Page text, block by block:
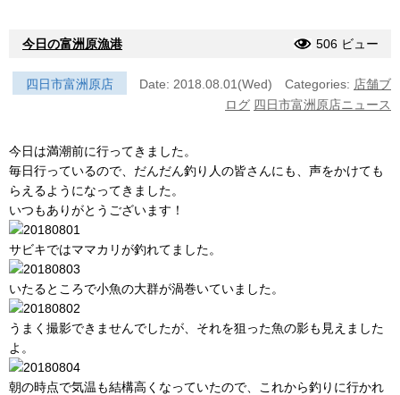
今日の富洲原漁港 506 ビュー
四日市富洲原店 Date: 2018.08.01(Wed) Categories: 店舗ブ
ログ 四日市富洲原店ニュース
今日は満潮前に行ってきました。
毎日行っているので、だんだん釣り人の皆さんにも、声をかけても
らえるようになってきました。
いつもありがとうございます！
サビキではママカリが釣れてました。
いたるところで小魚の大群が渦巻いていました。
うまく撮影できませんでしたが、それを狙った魚の影も見えました
よ。
朝の時点で気温も結構高くなっていたので、これから釣りに行かれ